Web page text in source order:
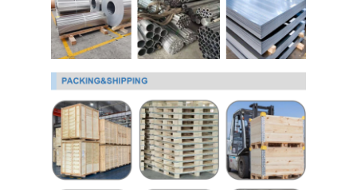
горячекатаный лист нержавеющей стали
Горячекатаная катушка нержавеющей стали
304 листы из нержавеющей стали
Труба нержавеющей стали 304
Лист из нержавеющей стали 316L